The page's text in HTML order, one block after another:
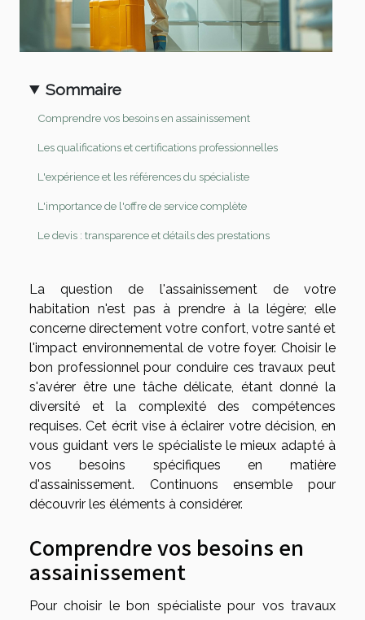
Sommaire
Comprendre vos besoins en assainissement
Les qualifications et certifications professionnelles
L'expérience et les références du spécialiste
L'importance de l'offre de service complète
Le devis : transparence et détails des prestations
La question de l'assainissement de votre
habitation n'est pas à prendre à la légère; elle
concerne directement votre confort, votre santé et
l'impact environnemental de votre foyer. Choisir le
bon professionnel pour conduire ces travaux peut
s'avérer être une tâche délicate, étant donné la
diversité et la complexité des compétences
requises. Cet écrit vise à éclairer votre décision, en
vous guidant vers le spécialiste le mieux adapté à
vos besoins spécifiques en matière
d'assainissement. Continuons ensemble pour
découvrir les éléments à considérer.
Comprendre vos besoins en
assainissement
Pour choisir le bon spécialiste pour vos travaux